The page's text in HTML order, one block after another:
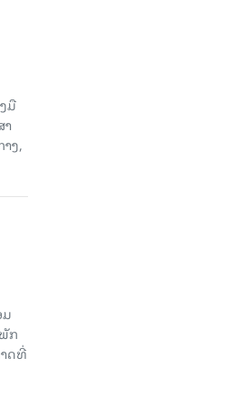
ມື
ງ,
ກ
ດທີ່